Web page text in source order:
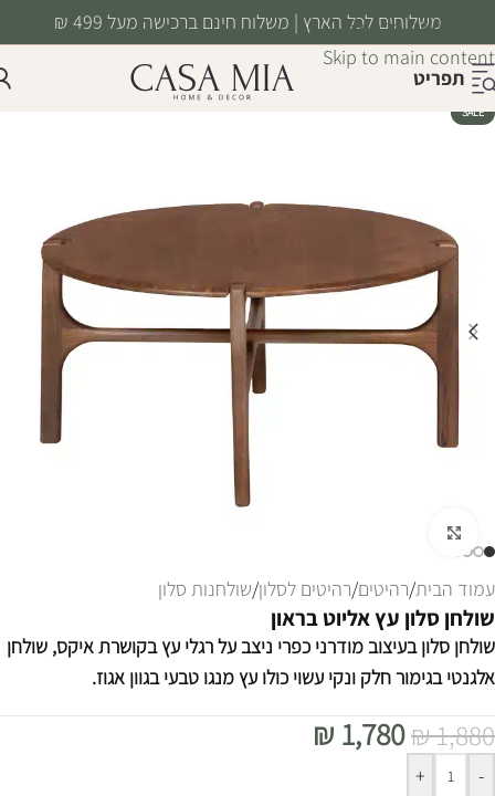
Skip to navigation
Skip to main content
משלוחים לכל הארץ | משלוח חינם ברכישה מעל 499 ₪
תפריט
SALE
עמוד הבית/רהיטים/רהיטים לסלון/שולחנות סלון
שולחן סלון עץ אליוט בראון
שולחן סלון בעיצוב מודרני כפרי ניצב על רגלי עץ בקושרת איקס, שולחן
אלגנטי בגימור חלק ונקי עשוי כולו עץ מנגו טבעי בגוון אגוז.
₪1,880
₪ 1,780
-
+Alternative: